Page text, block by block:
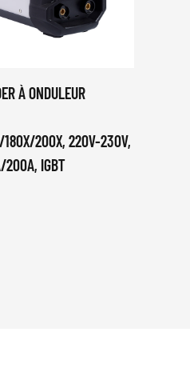
À ONDULEUR
200X, 220V-230V,
IGBT